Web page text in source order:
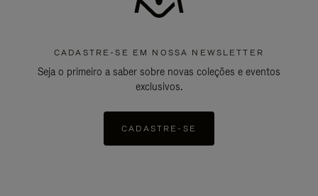
CADASTRE-SE EM NOSSA NEWSLETTER
Seja o primeiro a saber sobre novas coleções e eventos
exclusivos.
CADASTRE-SE